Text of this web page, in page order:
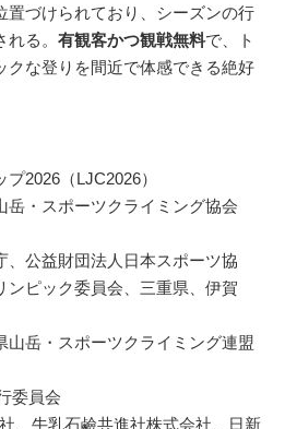
置づけられており、シーズンの行
る。 有観客かつ観戦無料で、ト
クな登りを間近で体感できる絶好
2026（LJC2026）
岳・スポーツクライミング協会
、公益財団法人日本スポーツ協
ンピック委員会、三重県、伊賀
山岳・スポーツクライミング連盟
委員会
、牛乳石鹼共進社株式会社、日新